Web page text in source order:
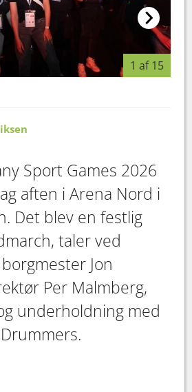
1 af 15
Sport Games 2026
aften i Arena Nord i
Det blev en festlig
taler ved
Jon
Per Malmberg,
underholdning med